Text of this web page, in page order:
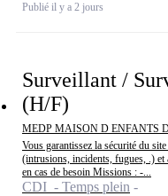
Publié il y a 2 jours
Surveillant /
(H/F)
MEDP MAISON D ENFANTS
Vous garantissez la sécurité du
(intrusions, incidents, fugues, .) et
en cas de besoin Missions : -...
CDI - Temps plein